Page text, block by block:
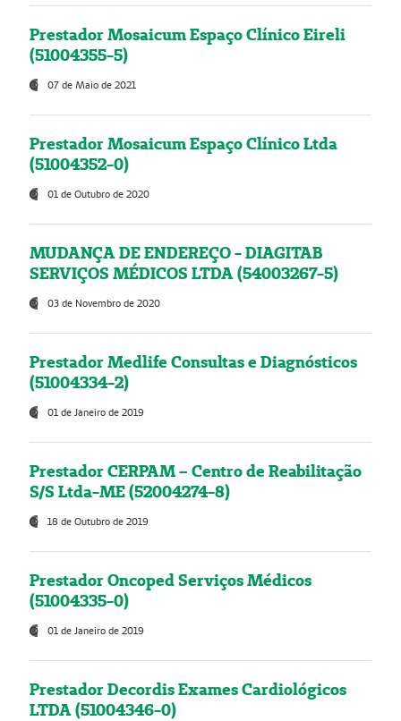
Prestador Mosaicum Espaço Clínico Eireli
(51004355-5)
07 de Maio de 2021
Prestador Mosaicum Espaço Clínico Ltda
(51004352-0)
01 de Outubro de 2020
MUDANÇA DE ENDEREÇO - DIAGITAB
SERVIÇOS MÉDICOS LTDA (54003267-5)
03 de Novembro de 2020
Prestador Medlife Consultas e Diagnósticos
(51004334-2)
01 de Janeiro de 2019
Prestador CERPAM – Centro de Reabilitação
S/S Ltda-ME (52004274-8)
18 de Outubro de 2019
Prestador Oncoped Serviços Médicos
(51004335-0)
01 de Janeiro de 2019
Prestador Decordis Exames Cardiológicos
LTDA (51004346-0)